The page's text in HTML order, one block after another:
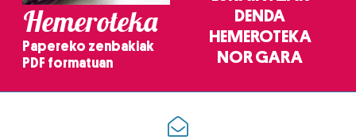
Hemeroteka
Papereko zenbakiak
PDF formatuan
DENDA
HEMEROTEKA
NOR GARA